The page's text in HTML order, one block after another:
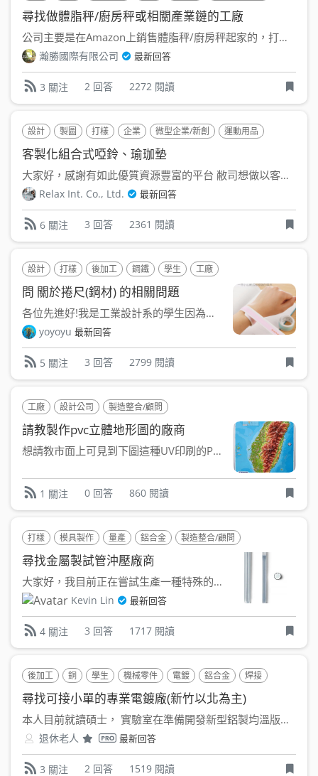
尋找做體脂秤/廚房秤或相關產業鏈的工廠
公司主要是在Amazon上銷售體脂秤/廚房秤起家的，打算移...
瀚勝國際有限公司 最新回答
3 關注 2 回答 2272 閱讀
設計 製圖 打樣 企業 微型企業/新創 運動用品
客製化組合式啞鈴、瑜珈墊
大家好，感謝有如此優質資源豐富的平台 敝司想做以客製化 ...
Relax Int. Co., Ltd. 最新回答
6 關注 3 回答 2361 閱讀
設計 打樣 後加工 鋼鐵 學生 工廠
問 關於捲尺(鋼材) 的相關問題
各位先進好!我是工業設計系的學生因為作品的製作需要，想要利...
yoyoyu 最新回答
5 關注 3 回答 2799 閱讀
工廠 設計公司 製造整合/顧問
請教製作pvc立體地形圖的廠商
想請教市面上可見到下圖這種UV印刷的PVC立體地形圖，臺灣...
1 關注 0 回答 860 閱讀
打樣 模具製作 量產 鋁合金 製造整合/顧問
尋找金屬製試管沖壓廠商
大家好，我目前正在嘗試生產一種特殊的溫度計保護套，其中需要...
Kevin Lin 最新回答
4 關注 3 回答 1717 閱讀
後加工 銅 學生 機械零件 電鍍 鋁合金 焊接
尋找可接小單的專業電鍍廠(新竹以北為主)
本人目前就讀碩士， 實驗室在準備開發新型鋁製均溫版的製作...
退休老人 最新回答
3 關注 2 回答 1519 閱讀